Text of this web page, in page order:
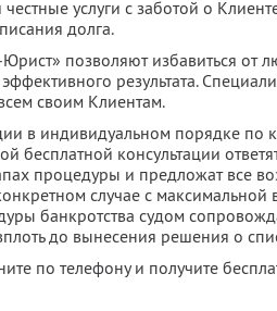
услуги с заботой о
долга.
позволяют избавиться от
результата.
своим Клиентам.
в индивидуальном порядке по
бесплатной консультации
процедуры и предложат все
случае с максимальной
банкротства судом
до вынесения решения о
по телефону и получите